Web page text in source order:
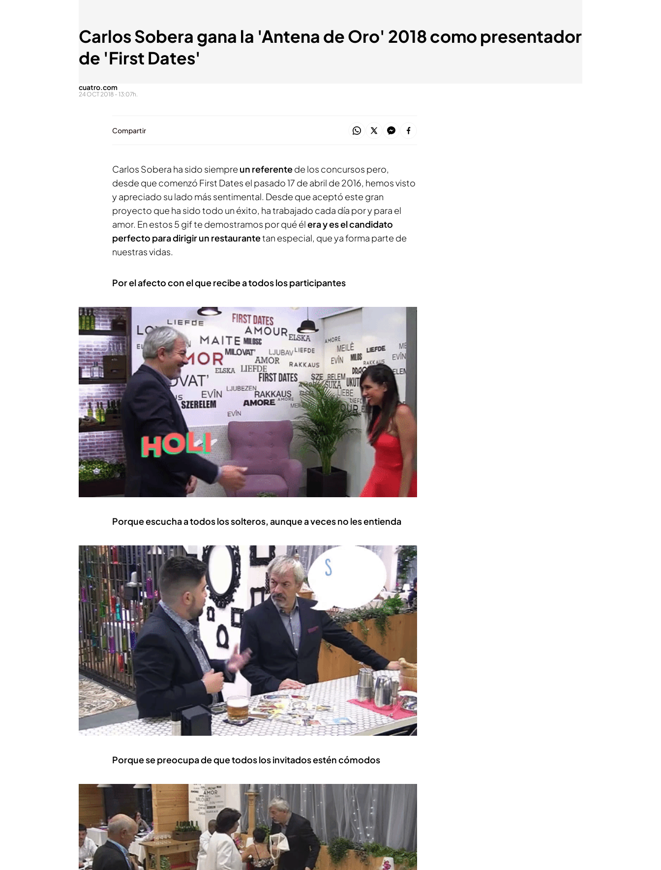
Carlos Sobera gana la 'Antena de Oro' 2018 como presentador
de 'First Dates'
cuatro.com
24 OCT 2018 - 13:07h.
Compartir
Carlos Sobera ha sido siempre un referentede los concursos pero,
desde que comenzó First Dates el pasado 17 de abril de 2016, hemos visto
y apreciado su lado más sentimental. Desde que aceptó este gran
proyecto que ha sido todo un éxito, ha trabajado cada día por y para el
amor. En estos 5 gif te demostramos por qué élera y es el candidato
perfecto para dirigir un restaurantetan especial, que ya forma parte de
nuestras vidas.
Por el afecto con el que recibe a todos los participantes
Porque escucha a todos los solteros, aunque a veces no les entienda
Porque se preocupa de que todos los invitados estén cómodos